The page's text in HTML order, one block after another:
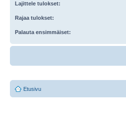
Lajittele tulokset:
Rajaa tulokset:
Palauta ensimmäiset:
Etusivu